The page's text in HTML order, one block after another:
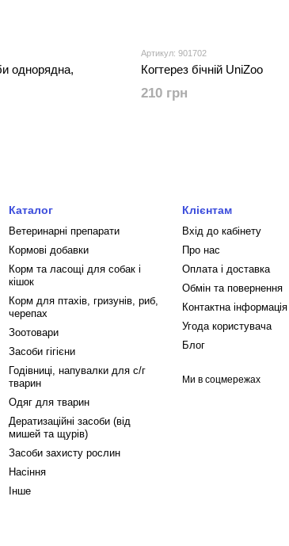
однорядна,
Артикул: 901702
Когтерез бічній UniZoo
210 грн
Каталог
Ветеринарні препарати
Кормові добавки
Корм та ласощі для собак і
кішок
Корм для птахів, гризунів, риб,
черепах
Зоотовари
Засоби гігієни
Годівниці, напувалки для с/г
тварин
Одяг для тварин
Дератизаційні засоби (від
мишей та щурів)
Засоби захисту рослин
Насіння
Інше
Клієнтам
Вхід до кабінету
Про нас
Оплата і доставка
Обмін та повернення
Контактна інформація
Угода користувача
Блог
Ми в соцмережах